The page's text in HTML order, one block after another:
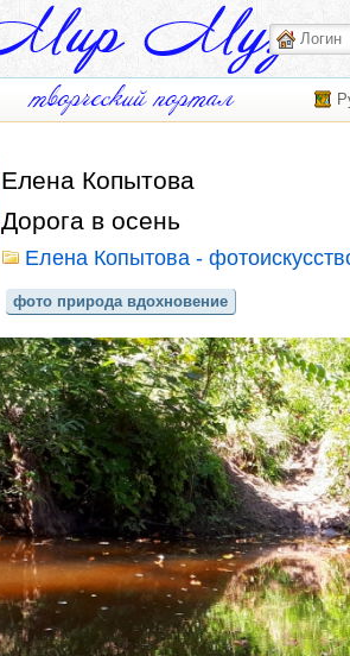
Елена Копытова
Дорога в осень
Елена Копытова -
фото природа вдохновение